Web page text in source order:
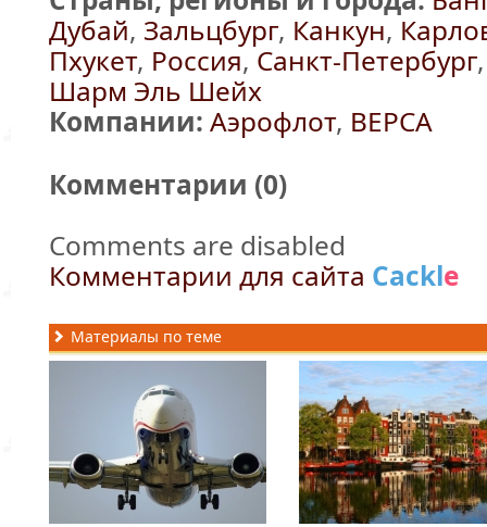
Дубай, Зальцбург, Канкун,
Пхукет, Россия, Санкт-Петербург
Шарм Эль Шейх
Компании: Аэрофлот, ВЕРСА
Комментарии (0)
Comments are disabled
Комментарии для сайта Cackle
Материалы по теме